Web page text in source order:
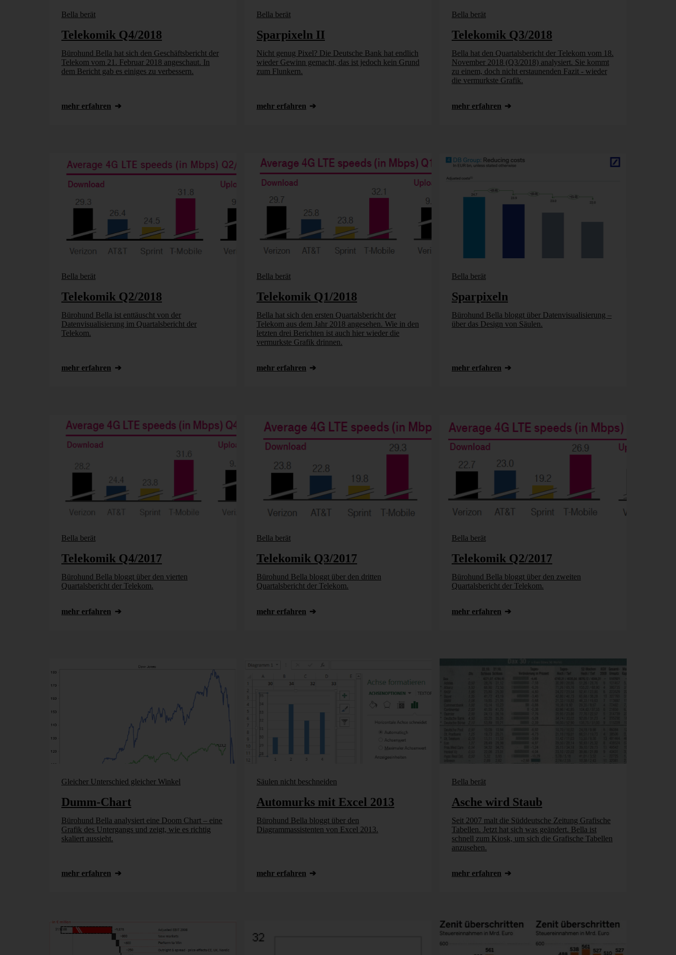
Bella berät
Telekomik Q4/2018
Bürohund Bella hat sich den Geschäftsbericht der
Telekom vom 21. Februar 2018 angeschaut. In
dem Bericht gab es einiges zu verbessern.
mehr erfahren
Bella berät
Sparpixeln II
Nicht genug Pixel? Die Deutsche Bank hat endlich
wieder Gewinn gemacht, das ist jedoch kein Grund
zum Flunkern.
mehr erfahren
Bella berät
Telekomik Q3/2018
Bella hat den Quartalsbericht der Telekom vom 18.
November 2018 (Q3/2018) analysiert. Sie kommt
zu einem, doch nicht erstaunenden Fazit - wieder
die vermurkste Grafik.
mehr erfahren
Bella berät
Telekomik Q2/2018
Bürohund Bella ist enttäuscht von der
Datenvisualisierung im Quartalsbericht der
Telekom.
mehr erfahren
Bella berät
Telekomik Q1/2018
Bella hat sich den ersten Quartalsbericht der
Telekom aus dem Jahr 2018 angesehen. Wie in den
letzten drei Berichten ist auch hier wieder die
vermurkste Grafik drinnen.
mehr erfahren
Bella berät
Sparpixeln
Bürohund Bella bloggt über Datenvisualisierung –
über das Design von Säulen.
mehr erfahren
Bella berät
Telekomik Q4/2017
Bürohund Bella bloggt über den vierten
Quartalsbericht der Telekom.
mehr erfahren
Bella berät
Telekomik Q3/2017
Bürohund Bella bloggt über den dritten
Quartalsbericht der Telekom.
mehr erfahren
Bella berät
Telekomik Q2/2017
Bürohund Bella bloggt über den zweiten
Quartalsbericht der Telekom.
mehr erfahren
Gleicher Unterschied gleicher Winkel
Dumm-Chart
Bürohund Bella analysiert eine Doom Chart – eine
Grafik des Untergangs und zeigt, wie es richtig
skaliert aussieht.
mehr erfahren
Säulen nicht beschneiden
Automurks mit Excel 2013
Bürohund Bella bloggt über den
Diagrammassistenten von Excel 2013.
mehr erfahren
Bella berät
Asche wird Staub
Seit 2007 malt die Süddeutsche Zeitung Grafische
Tabellen. Jetzt hat sich was geändert. Bella ist
schnell zum Kiosk, um sich die Grafische Tabellen
anzusehen.
mehr erfahren